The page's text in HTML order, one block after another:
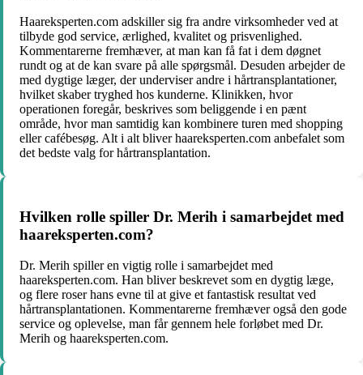
Haareksperten.com adskiller sig fra andre virksomheder ved at
tilbyde god service, ærlighed, kvalitet og prisvenlighed.
Kommentarerne fremhæver, at man kan få fat i dem døgnet
rundt og at de kan svare på alle spørgsmål. Desuden arbejder de
med dygtige læger, der underviser andre i hårtransplantationer,
hvilket skaber tryghed hos kunderne. Klinikken, hvor
operationen foregår, beskrives som beliggende i en pænt
område, hvor man samtidig kan kombinere turen med shopping
eller cafébesøg. Alt i alt bliver haareksperten.com anbefalet som
det bedste valg for hårtransplantation.
Hvilken rolle spiller Dr. Merih i samarbejdet med
haareksperten.com?
Dr. Merih spiller en vigtig rolle i samarbejdet med
haareksperten.com. Han bliver beskrevet som en dygtig læge,
og flere roser hans evne til at give et fantastisk resultat ved
hårtransplantationen. Kommentarerne fremhæver også den gode
service og oplevelse, man får gennem hele forløbet med Dr.
Merih og haareksperten.com.